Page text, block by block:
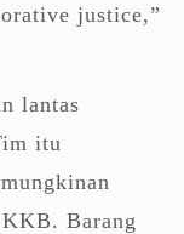
justice,”
lantas
itu
Barang